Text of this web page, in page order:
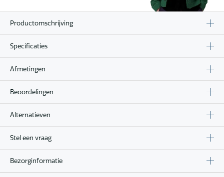
Productomschrijving
Specificaties
Afmetingen
Beoordelingen
Alternatieven
Stel een vraag
Bezorginformatie